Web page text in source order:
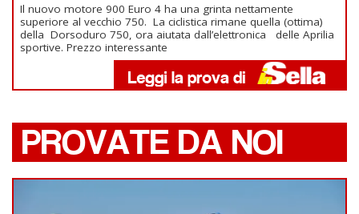
Il nuovo motore 900 Euro 4 ha una grinta nettamente
superiore al vecchio 750. La ciclistica rimane quella (ottima)
della Dorsoduro 750, ora aiutata dall’elettronica delle Aprilia
sportive. Prezzo interessante
PROVATE DA NOI